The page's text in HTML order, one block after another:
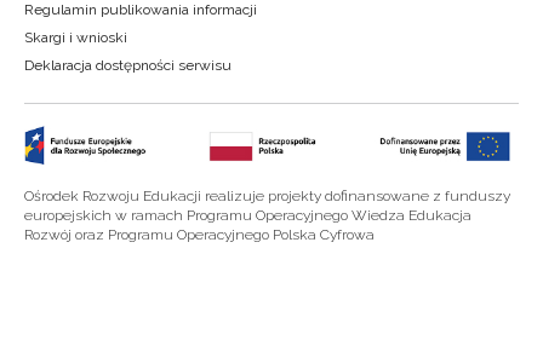
Regulamin publikowania informacji
Skargi i wnioski
Deklaracja dostępności serwisu
Ośrodek Rozwoju Edukacji realizuje projekty dofinansowane z funduszy
europejskich w ramach Programu Operacyjnego Wiedza Edukacja
Rozwój oraz Programu Operacyjnego Polska Cyfrowa